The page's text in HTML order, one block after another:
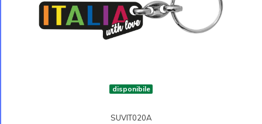
disponibile
SUVIT020A